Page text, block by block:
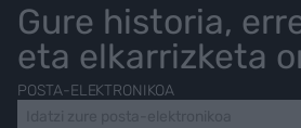
Gure historia,
eta elkarrizketa
POSTA-ELEKTRONIKOA